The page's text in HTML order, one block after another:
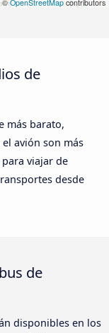
©OpenStreetMap contributors
de
más barato,
avión son más
viajar de
desde
de
disponibles en los